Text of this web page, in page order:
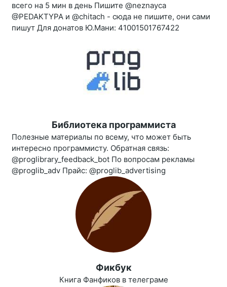
всего на 5 мин в день Пишите @neznayca
@PEDAKTYPA и @chitach - сюда не пишите, они сами
пишут Для донатов Ю.Мани: 41001501767422
Библиотека программиста
Полезные материалы по всему, что может быть
интересно программисту. Обратная связь:
@proglibrary_feedback_bot По вопросам рекламы
@proglib_adv Прайс: @proglib_advertising
Фикбук
Книга Фанфиков в телеграме